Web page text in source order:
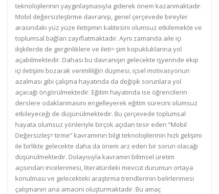
teknolojilerinin yaygınlaşmasıyla giderek önem kazanmaktadır.
Mobil değersizleştirme davranışı, genel çerçevede bireyler
arasındaki yüz yüze iletişimin kalitesini olumsuz etkilemekte ve
toplumsal bağları zayıflatmaktadır. Aynı zamanda aile içi
ilişkilerde de gerginliklere ve ileti= şim kopukluklarına yol
açabilmektedir. Dahası bu davranışın gelecekte işyerinde ekip
içi iletişimi bozarak verimliliğin düşmesi, içsel motivasyonun
azalması gibi çalışma hayatında da değişik sorunlara yol
açacağı öngörülmektedir. Eğitim hayatında ise öğrencilerin
derslere odaklanmasını engelleyerek eğitim sürecini olumsuz
etkileyeceği de düşünülmektedir. Bu çerçevede toplumsal
hayata olumsuz yönleriyle birçok açıdan tesir eden “Mobil
Değersizleş= tirme” kavramının bilgi teknolojilerinin hızlı gelişimi
ile birlikte gelecekte daha da önem arz eden bir sorun olacağı
düşünülmektedir. Dolayısıyla kavramın bilimsel üretim
açısından incelenmesi, literatürdeki mevcut durumun ortaya
konulması ve gelecekteki araştırma trendlerinin belirlenmesi
çalışmanın ana amacını oluşturmaktadır. Bu amaç